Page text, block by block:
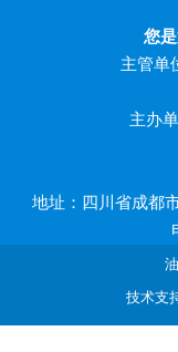
您
主管单
主办
高
地址：四川省成都
技术支